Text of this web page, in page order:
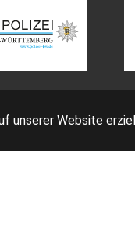
unserer Website